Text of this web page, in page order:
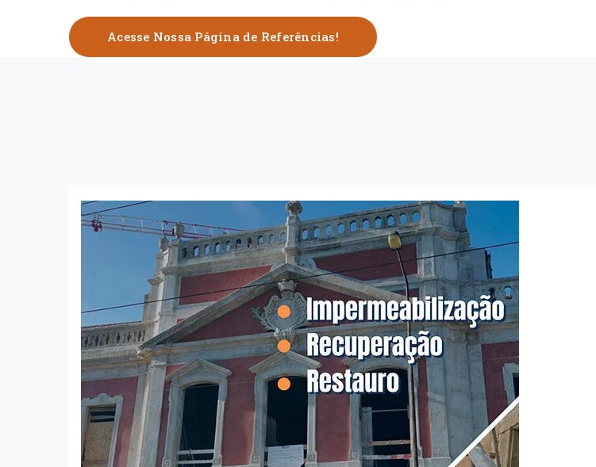
Acesse Nossa Página de Referências!